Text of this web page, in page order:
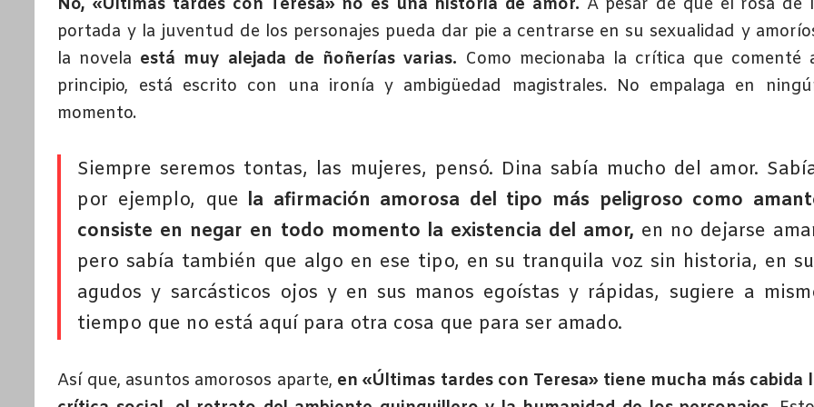
portada y la juventud de los personajes pueda dar pie a centrarse en su sexualidad y
la novela está muy alejada de ñoñerías varias. Como mecionaba la crítica que comenté
principio, está escrito con una ironía y ambigüedad magistrales. No empalaga en
momento.
Siempre seremos tontas, las mujeres, pensó. Dina sabía mucho del amor.
por ejemplo, que la afirmación amorosa del tipo más peligroso como
consiste en negar en todo momento la existencia del amor, en no dejarse
pero sabía también que algo en ese tipo, en su tranquila voz sin historia, en
agudos y sarcásticos ojos y en sus manos egoístas y rápidas, sugiere a
tiempo que no está aquí para otra cosa que para ser amado.
Así que, asuntos amorosos aparte, en «Últimas tardes con Teresa» tiene mucha más cabida